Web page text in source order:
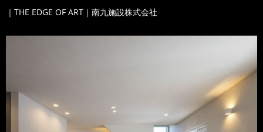
｜THE EDGE OF ART｜南九施設株式会社